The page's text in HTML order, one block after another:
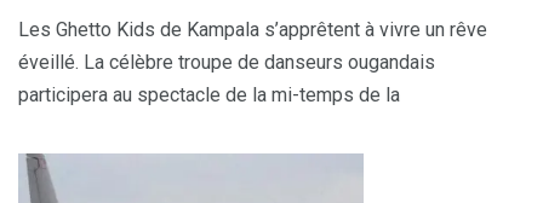
Les Ghetto Kids de Kampala s’apprêtent à vivre un rêve
éveillé. La célèbre troupe de danseurs ougandais
participera au spectacle de la mi-temps de la